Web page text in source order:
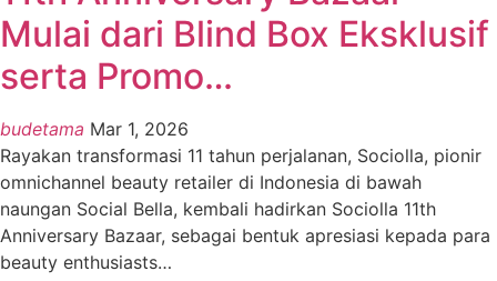
Mulai dari Blind Box Eksklusif
serta Promo…
budetama Mar 1, 2026
Rayakan transformasi 11 tahun perjalanan, Sociolla, pionir
omnichannel beauty retailer di Indonesia di bawah
naungan Social Bella, kembali hadirkan Sociolla 11th
Anniversary Bazaar, sebagai bentuk apresiasi kepada para
beauty enthusiasts…